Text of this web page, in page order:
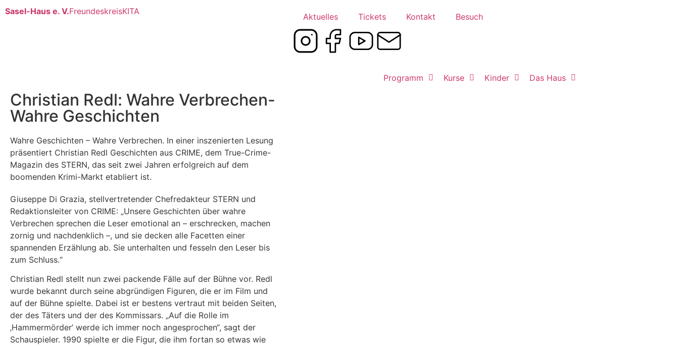
Sasel-Haus e. V.FreundeskreisKITA
Aktuelles Tickets Kontakt Besuch
Programm Kurse Kinder Das Haus
Christian Redl: Wahre Verbrechen-
Wahre Geschichten
Wahre Geschichten – Wahre Verbrechen. In einer inszenierten Lesung
präsentiert Christian Redl Geschichten aus CRIME, dem True-Crime-
Magazin des STERN, das seit zwei Jahren erfolgreich auf dem
boomenden Krimi-Markt etabliert ist.
Giuseppe Di Grazia, stellvertretender Chefredakteur STERN und
Redaktionsleiter von CRIME: „Unsere Geschichten über wahre
Verbrechen sprechen die Leser emotional an – erschrecken, machen
zornig und nachdenklich –, und sie decken alle Facetten einer
spannenden Erzählung ab. Sie unterhalten und fesseln den Leser bis
zum Schluss.“
Christian Redl stellt nun zwei packende Fälle auf der Bühne vor. Redl
wurde bekannt durch seine abgründigen Figuren, die er im Film und
auf der Bühne spielte. Dabei ist er bestens vertraut mit beiden Seiten,
der des Täters und der des Kommissars. „Auf die Rolle im
‚Hammermörder’ werde ich immer noch angesprochen“, sagt der
Schauspieler. 1990 spielte er die Figur, die ihm fortan so etwas wie